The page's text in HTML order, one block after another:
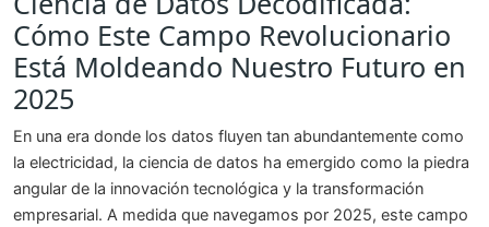
Cómo Este Campo Revolucionario
Está Moldeando Nuestro Futuro en
2025
En una era donde los datos fluyen tan abundantemente como
la electricidad, la ciencia de datos ha emergido como la piedra
angular de la innovación tecnológica y la transformación
empresarial. A medida que navegamos por 2025, este campo